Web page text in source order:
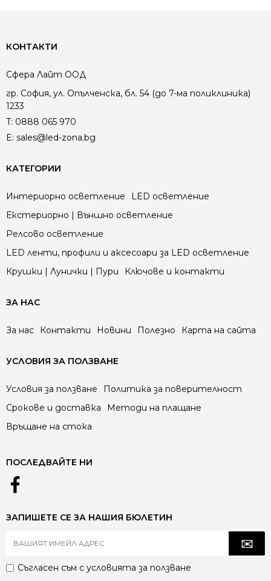
КОНТАКТИ
Сфера Лайт ООД
гр. София, ул. Опълченска, бл. 54 (до 7-ма поликлиника)
1233
T: 0888 065 970
E: sales@led-zona.bg
КАТЕГОРИИ
Интериорно осветление
LED осветление
Екстериорно | Външно осветление
Релсово осветление
LED ленти, профили и аксесоари за LED осветление
Крушки | Лунички | Пури
Ключове и контакти
ЗА НАС
За нас Контакти Новини Полезно Карта на сайта
УСЛОВИЯ ЗА ПОЛЗВАНЕ
Условия за ползване
Политика за поверителност
Срокове и доставка
Методи на плащане
Връщане на стока
ПОСЛЕДВАЙТЕ НИ
ЗАПИШЕТЕ СЕ ЗА НАШИЯ БЮЛЕТИН
Съгласен съм с условията за ползване